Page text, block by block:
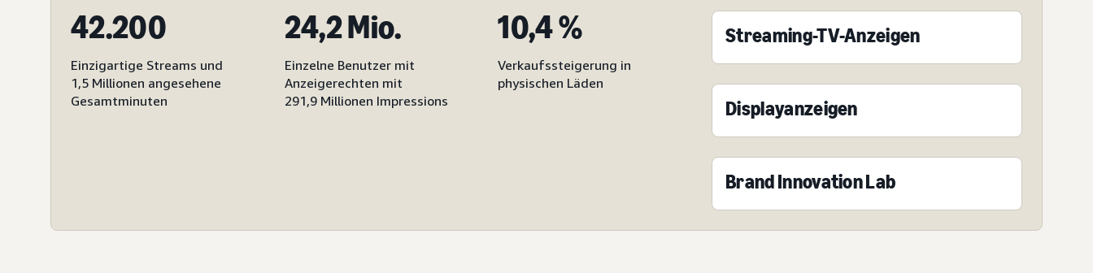
42.200
Einzigartige Streams und
1,5 Millionen angesehene
Gesamtminuten
24,2 Mio.
Einzelne Benutzer mit
Anzeigerechten mit
291,9 Millionen Impressions
10,4 %
Verkaufssteigerung in
physischen Läden
Streaming-TV-Anzeigen
Displayanzeigen
Brand Innovation Lab